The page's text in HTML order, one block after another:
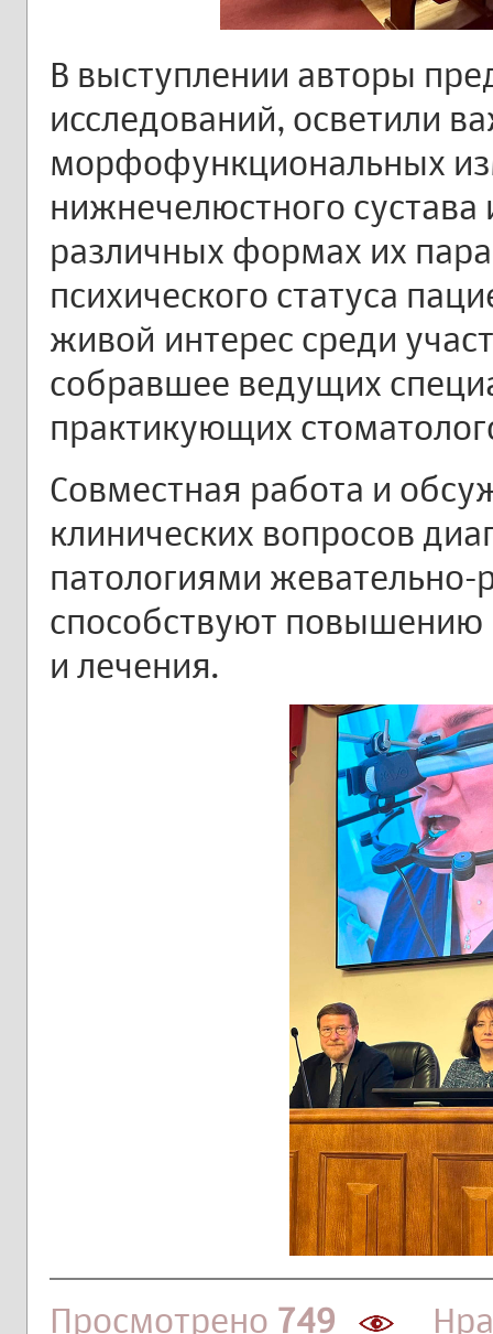
В выступлении авторы
исследований, осветили
морфофункциональных
нижнечелюстного
различных формах их
психического статуса
живой интерес среди
собравшее ведущих
практикующих
Совместная работа и
клинических вопросов
патологиями жевательно-
способствуют повышению
и лечения.
Просмотрено 749